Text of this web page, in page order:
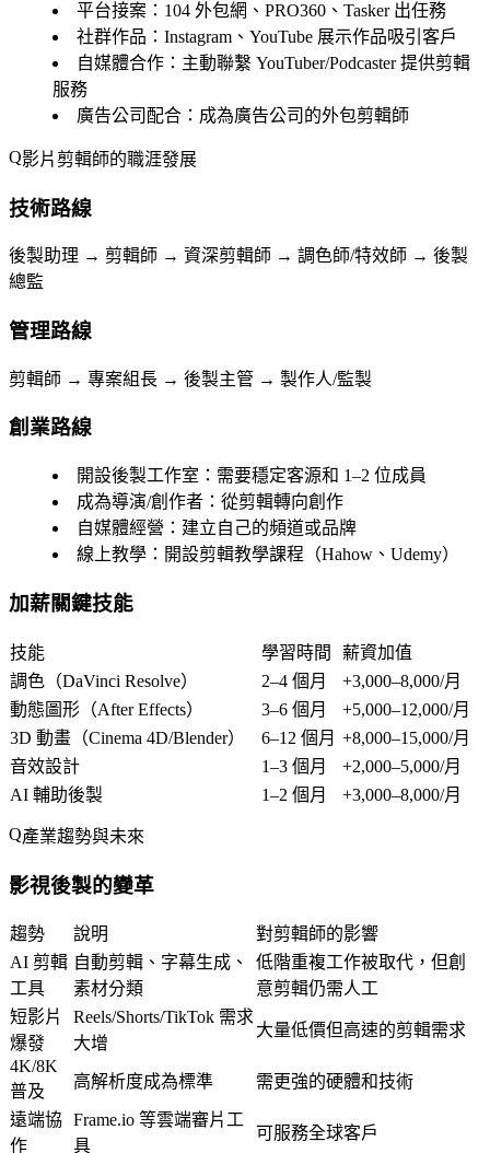
平台接案 ：104 外包網、PRO360、Tasker 出任務
社群作品 ：Instagram、YouTube 展示作品吸引客戶
自媒體合作 ：主動聯繫 YouTuber/Podcaster 提供剪輯
服務
廣告公司配合 ：成為廣告公司的外包剪輯師
影片剪輯師的職涯發展
技術路線
後製助理 → 剪輯師 → 資深剪輯師 → 調色師/特效師 → 後製
總監
管理路線
剪輯師 → 專案組長 → 後製主管 → 製作人/監製
創業路線
開設後製工作室 ：需要穩定客源和 1–2 位成員
成為導演/創作者 ：從剪輯轉向創作
自媒體經營 ：建立自己的頻道或品牌
線上教學 ：開設剪輯教學課程（Hahow、Udemy）
加薪關鍵技能
技能 學習時間
薪資加值
調色（DaVinci Resolve）
2–4 個月
+3,000–8,000/月
動態圖形（After Effects）
3–6 個月
+5,000–12,000/月
3D 動畫（Cinema 4D/Blender）
6–12 個月 +8,000–15,000/月
音效設計
1–3 個月
+2,000–5,000/月
AI 輔助後製
1–2 個月 +3,000–8,000/月
產業趨勢與未來
影視後製的變革
趨勢 說明
對剪輯師的影響
AI 剪輯
工具
自動剪輯、字幕生成、
素材分類
低階重複工作被取代，但創
意剪輯仍需人工
短影片
爆發
Reels/Shorts/TikTok 需求
大增
大量低價但高速的剪輯需求
4K/8K
普及
高解析度成為標準 需更強的硬體和技術
遠端協
作
Frame.io 等雲端審片工
具
可服務全球客戶